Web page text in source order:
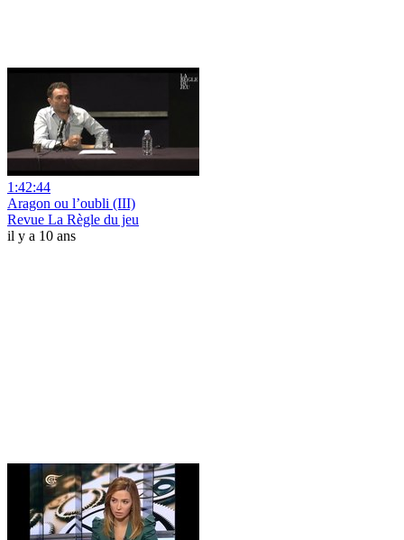
1:42:44
Aragon ou l’oubli (III)
Revue La Règle du jeu
il y a 10 ans